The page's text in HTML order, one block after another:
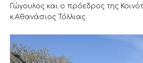
Γώγουλος και ο πρόεδρος της
κ.Αθανάσιος Τόλλιας.